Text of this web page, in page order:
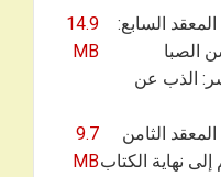
العلم (2): من المعقد السابع:
الصبا
الذب عن
14.9
MB
العلم (3): من المعقد الثامن
نهاية الكتاب
9.7
MB